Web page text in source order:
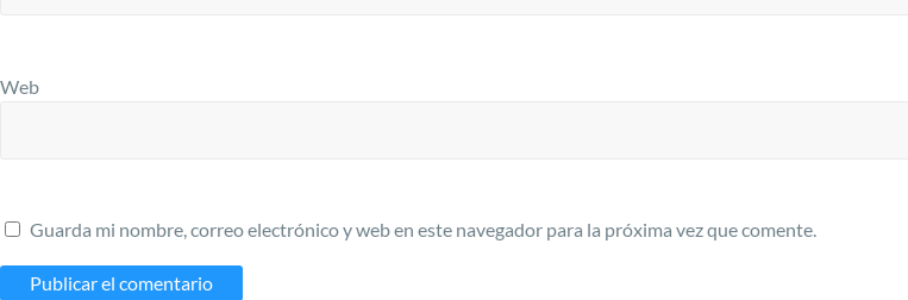
Web
Guarda mi nombre, correo electrónico y web en este navegador para la próxima vez que comente.